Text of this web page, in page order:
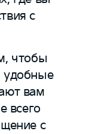
с
чтобы
удобные
вам
всего
с